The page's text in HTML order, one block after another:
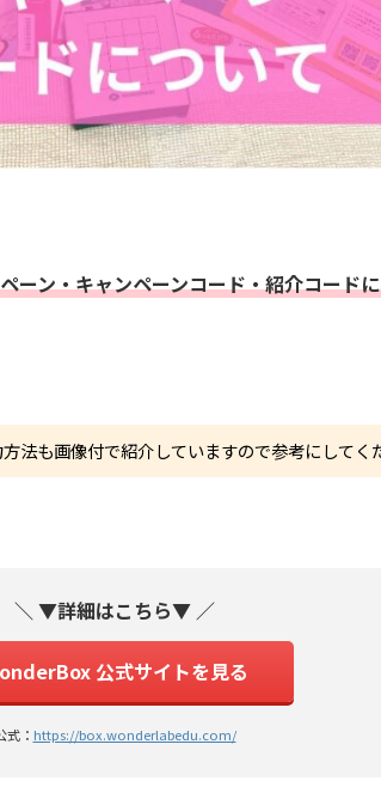
ーン・キャンペーンコード・紹介コード
法も画像付で紹介していますので参考にしてく
＼ ▼詳細はこちら▼ ／
公式サイトを見る
式： https://box.wonderlabedu.com/